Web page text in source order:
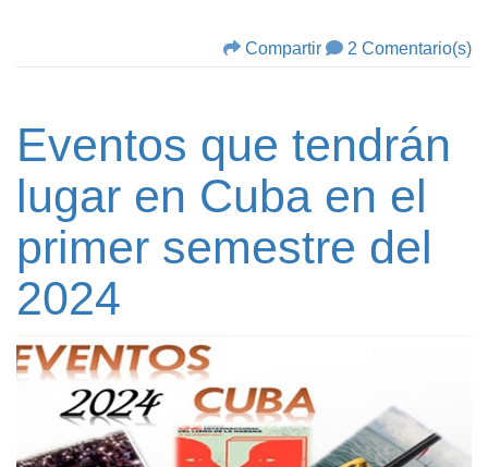
Compartir 2 Comentario(s)
Eventos que tendrán
lugar en Cuba en el
primer semestre del
2024